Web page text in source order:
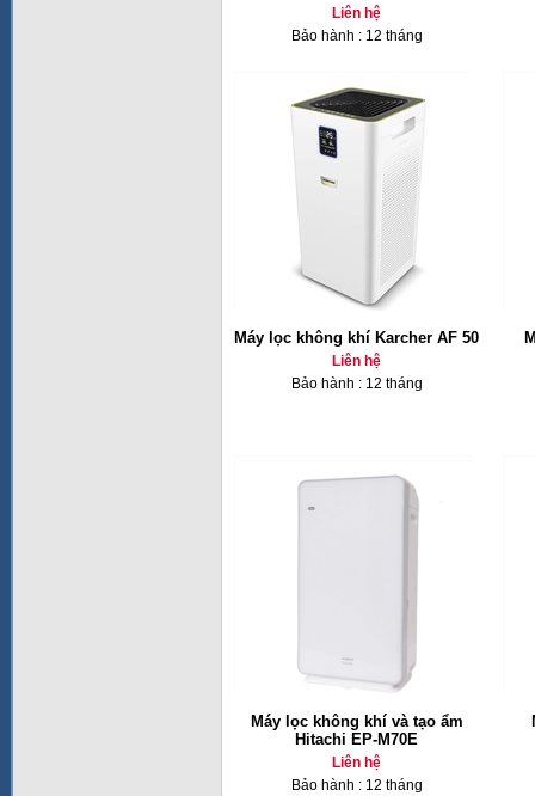
Liên hệ
Bảo hành : 12 tháng
Máy lọc không khí Karcher AF 50
Liên hệ
Bảo hành : 12 tháng
Máy lọc không khí và tạo ẩm
Hitachi EP-M70E
Liên hệ
Bảo hành : 12 tháng